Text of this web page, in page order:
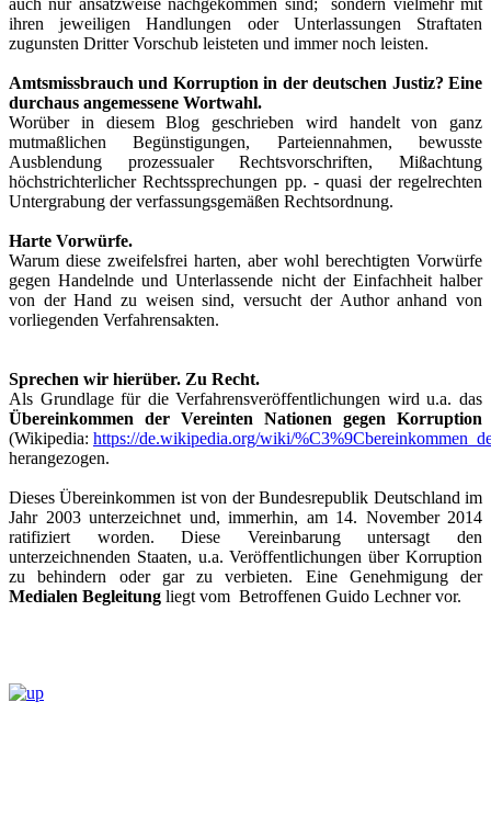
auch nur ansatzweise nachgekommen sind; sondern vielmehr mit
ihren jeweiligen Handlungen oder Unterlassungen Straftaten
zugunsten Dritter Vorschub leisteten und immer noch leisten.
Amtsmissbrauch und Korruption in der deutschen Justiz? Eine
durchaus angemessene Wortwahl.
Worüber in diesem Blog geschrieben wird handelt von ganz
mutmaßlichen Begünstigungen, Parteiennahmen, bewusste
Ausblendung prozessualer Rechtsvorschriften, Mißachtung
höchstrichterlicher Rechtssprechungen pp. - quasi der regelrechten
Untergrabung der verfassungsgemäßen Rechtsordnung.
Harte Vorwürfe.
Warum diese zweifelsfrei harten, aber wohl berechtigten Vorwürfe
gegen Handelnde und Unterlassende nicht der Einfachheit halber
von der Hand zu weisen sind, versucht der Author anhand von
vorliegenden Verfahrensakten.
Sprechen wir hierüber. Zu Recht.
Als Grundlage für die Verfahrensveröffentlichungen wird u.a. das
Übereinkommen der Vereinten Nationen gegen Korruption
(Wikipedia: https://de.wikipedia.org/wiki/
herangezogen.
Dieses Übereinkommen ist von der Bundesrepublik Deutschland im
Jahr 2003 unterzeichnet und, immerhin, am 14. November 2014
ratifiziert worden. Diese Vereinbarung untersagt den
unterzeichnenden Staaten, u.a. Veröffentlichungen über Korruption
zu behindern oder gar zu verbieten. Eine Genehmigung der
Medialen Begleitung liegt vom Betroffenen Guido Lechner vor.